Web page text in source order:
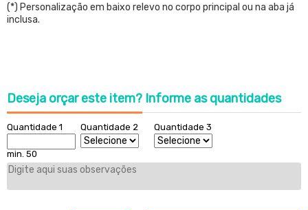
(*) Personalização em baixo relevo no corpo principal ou na aba já
inclusa.
Deseja orçar este item? Informe as quantidades
Quantidade 1
min. 50
Quantidade 2 Quantidade 3